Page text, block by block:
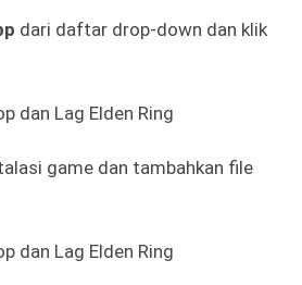
dari daftar drop-down dan klik
game dan tambahkan file